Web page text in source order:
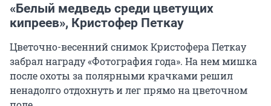
«Белый медведь среди цветущих
кипреев», Кристофер Петкау
Цветочно-весенний снимок Кристофера Петкау
забрал награду «Фотография года». На нем мишка
после охоты за полярными крачками решил
ненадолго отдохнуть и лег прямо на цветочном